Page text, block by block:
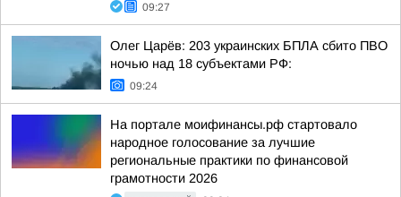
09:27
Олег Царёв: 203 украинских БПЛА сбито ПВО
ночью над 18 субъектами РФ:
09:24
На портале моифинансы.рф стартовало
народное голосование за лучшие
региональные практики по финансовой
грамотности 2026